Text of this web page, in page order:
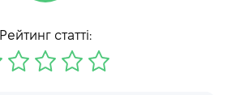
Рейтинг статті: